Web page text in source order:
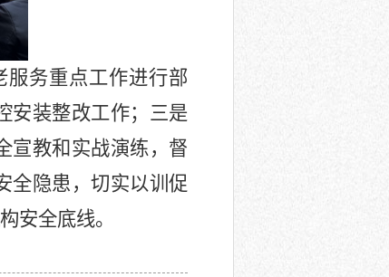
务重点工作进行部
安装整改工作；三是
宣教和实战演练，督
全隐患，切实以训促
安全底线。